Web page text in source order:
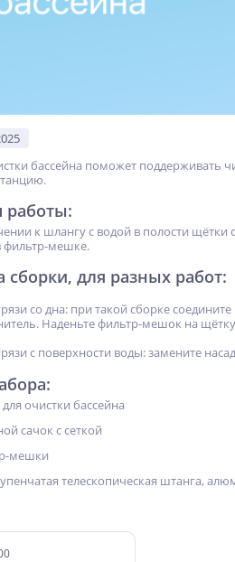
бассейна поможет поддерживать
работы:
к шлангу с водой в полости щётки
фильтр-мешке.
сборки, для разных работ:
со дна: при такой сборке
Наденьте фильтр-мешок на
с поверхности воды: замените
очистки бассейна
сачок с сеткой
мешки
телескопическая штанга,